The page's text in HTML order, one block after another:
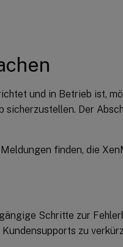
und in Betrieb ist,
sicherzustellen. Der
finden, die
Schritte zur
zu